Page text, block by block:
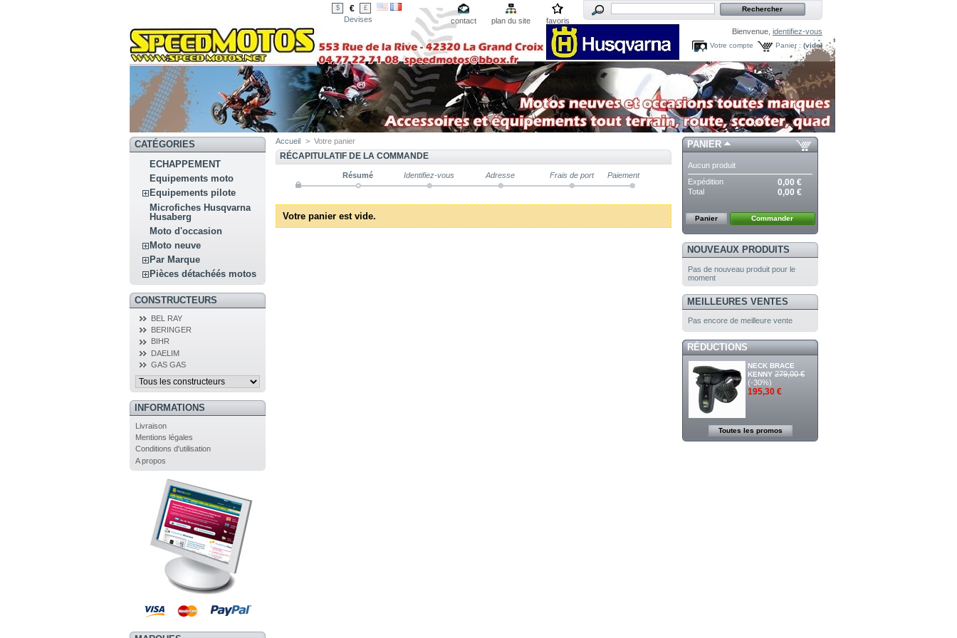
$ € £
Devises contact plan du site
favoris
Bienvenue,identifiez-vous
Panier : (vide)
Votre compte
CATÉGORIES
ECHAPPEMENT
Equipements moto
Equipements pilote
Microfiches Husqvarna
Husaberg
Moto d'occasion
Moto neuve
Par Marque
Pièces détachéés motos
CONSTRUCTEURS
BEL RAY
BERINGER
BIHR
DAELIM
GAS GAS
INFORMATIONS
Livraison
Mentions légales
Conditions d'utilisation
A propos
Accueil > Votre panier
RÉCAPITULATIF DE LA COMMANDE
Résumé Identifiez-vous Adresse Frais de port Paiement
Votre panier est vide.
PANIER
Aucun produit
Expédition
0,00 €
Total 0,00 €
Panier Commander
NOUVEAUX PRODUITS
Pas de nouveau produit pour le
moment
MEILLEURES VENTES
Pas encore de meilleure vente
RÉDUCTIONS
NECK BRACE
KENNY 279,00 €
(-30%)
195,30 €
Toutes les promos